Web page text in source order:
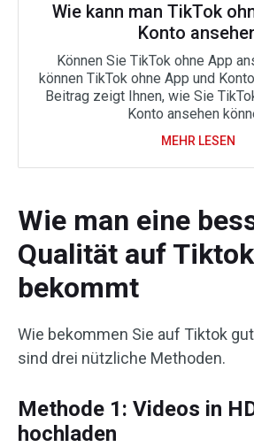
Wie kann man TikTok
Konto
Können Sie TikTok ohne App
können TikTok ohne App und
Beitrag zeigt Ihnen, wie Sie
Konto ansehen
MEHR LESEN
Wie man eine
Qualität auf Tiktok
bekommt
Wie bekommen Sie auf Tiktok
sind drei nützliche Methoden.
Methode 1: Videos in
hochladen